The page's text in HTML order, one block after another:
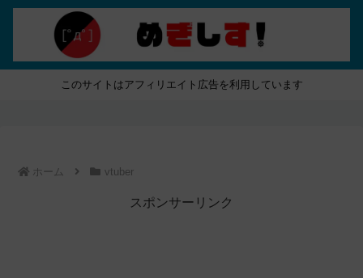
このサイトはアフィリエイト広告を利用しています
ホーム vtuber
スポンサーリンク